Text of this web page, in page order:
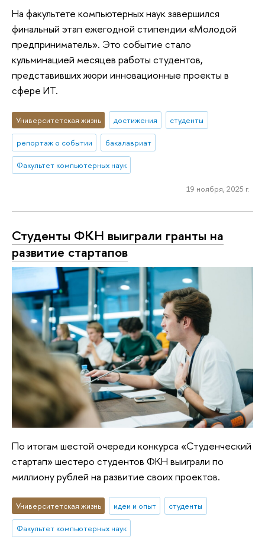
На факультете компьютерных наук завершился
финальный этап ежегодной стипендии «Молодой
предприниматель». Это событие стало
кульминацией месяцев работы студентов,
представивших жюри инновационные проекты в
сфере ИТ.
Университетская жизнь достижения студенты
репортаж о событии бакалавриат
Факультет компьютерных наук
19 ноября, 2025 г.
Студенты ФКН выиграли гранты на
развитие стартапов
По итогам шестой очереди конкурса «Студенческий
стартап» шестеро студентов ФКН выиграли по
миллиону рублей на развитие своих проектов.
Университетская жизнь идеи и опыт студенты
Факультет компьютерных наук